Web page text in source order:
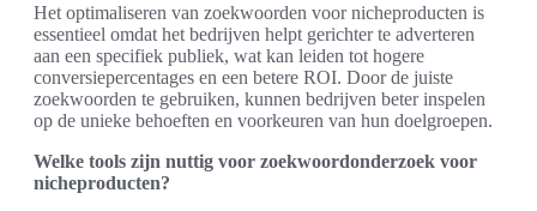
Het optimaliseren van zoekwoorden voor nicheproducten is
essentieel omdat het bedrijven helpt gerichter te adverteren
aan een specifiek publiek, wat kan leiden tot hogere
conversiepercentages en een betere ROI. Door de juiste
zoekwoorden te gebruiken, kunnen bedrijven beter inspelen
op de unieke behoeften en voorkeuren van hun doelgroepen.
Welke tools zijn nuttig voor zoekwoordonderzoek voor
nicheproducten?